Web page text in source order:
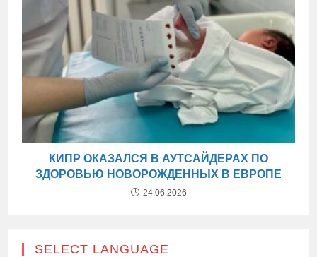
КИПР ОКАЗАЛСЯ В АУТСАЙДЕРАХ ПО
ЗДОРОВЬЮ НОВОРОЖДЕННЫХ В ЕВРОПЕ
24.06.2026
SELECT LANGUAGE